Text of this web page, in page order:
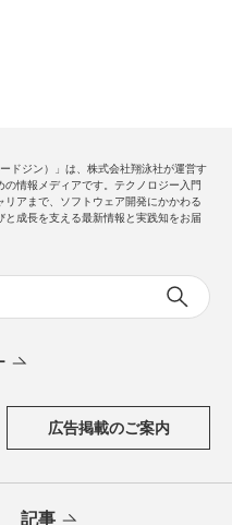
ドジン）」は、株式会社翔泳社が運営す
の情報メディアです。テクノロジー入門
リアまで、ソフトウェア開発にかかわる
と成長を支える最新情報と実践知をお届
広告掲載のご案内
記事